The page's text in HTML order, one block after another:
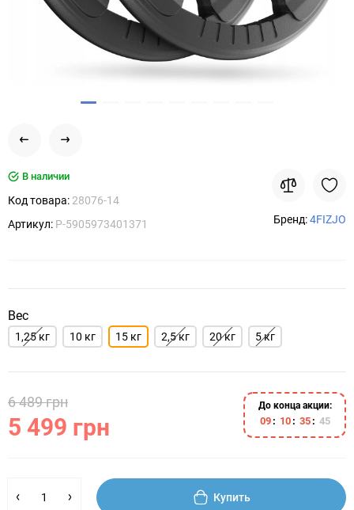
В наличии
Код товара: 28076-14
Артикул: P-5905973401371 Бренд:4FIZJO
Вес
1,25 кг 10 кг 15 кг 2,5 кг 20 кг 5 кг
6 489 грн
5 499 грн
До конца акции:
09 10 35 44
Купить